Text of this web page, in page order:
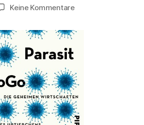
Keine Kommentarezu
des
gibt
Gas